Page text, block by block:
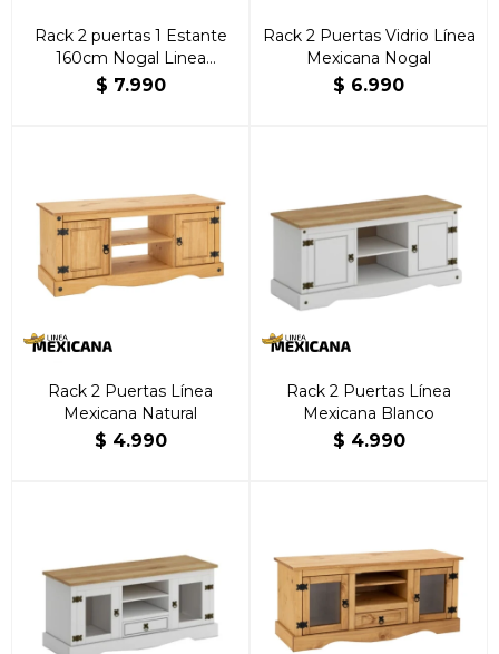
Rack 2 puertas 1 Estante
160cm Nogal Linea
Mexicana
$ 7.990
Rack 2 Puertas Vidrio Línea
Mexicana Nogal
$ 6.990
Rack 2 Puertas Línea
Mexicana Natural
$ 4.990
Rack 2 Puertas Línea
Mexicana Blanco
$ 4.990